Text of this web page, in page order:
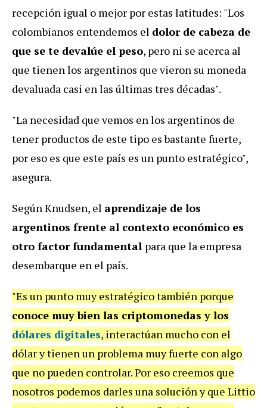
recepción igual o mejor por estas latitudes: "Los
colombianos entendemos el dolor de cabeza de
que se te devalúe el peso, pero ni se acerca al
que tienen los argentinos que vieron su moneda
devaluada casi en las últimas tres décadas".
"La necesidad que vemos en los argentinos de
tener productos de este tipo es bastante fuerte,
por eso es que este país es un punto estratégico",
asegura.
Según Knudsen, el aprendizaje de los
argentinos frente al contexto económico es
otro factor fundamental para que la empresa
desembarque en el país.
"Es un punto muy estratégico también porque
conoce muy bien las criptomonedas y los
dólares digitales, interactúan mucho con el
dólar y tienen un problema muy fuerte con algo
que no pueden controlar. Por eso creemos que
nosotros podemos darles una solución y que Littio